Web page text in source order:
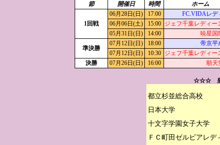
節 開催日 時間 ホーム
1回戦
06月28日(日) 17:00
FC.VIDAレデ
06月06日(土)
15:00
ジェフ千葉レディー
05月31日(日)
14:00 暁星国
準決勝
07月12日(日) 18:00
帝京平
07月12日(日)
10:30
ジェフ千葉レディー
決勝
07月26日(日) 16:00 順天
☆☆☆ 皇
都立杉並総合高校
日本大学
十文字学園女子大学